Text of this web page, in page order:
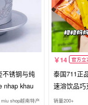
不锈钢与纯
nhap khau
miu shop越南特产化妆品
14 官方立
泰国711正
速溶饮品
销量200+